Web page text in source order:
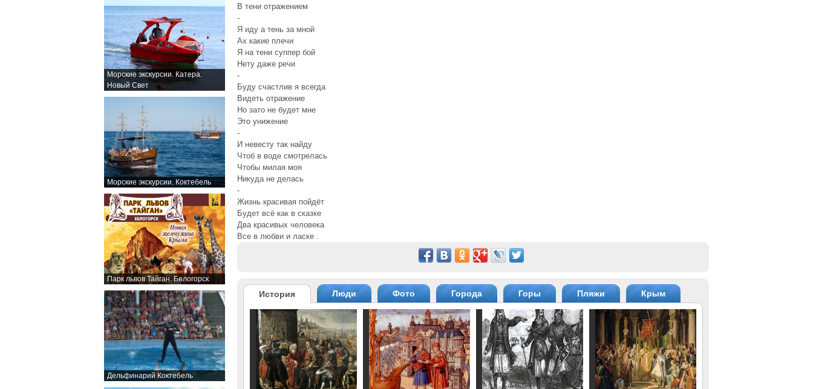
Морские экскурсии. Катера.
Новый Свет
Морские экскурсии. Коктебель
Парк львов Тайган. Белогорск
Дельфинарий Коктебель
В тени отражением
-
Я иду а тень за мной
Ах какие плечи
Я на тени суппер бой
Нету даже речи
-
Буду счастлив я всегда
Видеть отражение
Но зато не будет мне
Это унижение
-
И невесту так найду
Чтоб в воде смотрелась
Чтобы милая моя
Никуда не делась
-
Жизнь красивая пойдёт
Будет всё как в сказке
Два красивых человека
Все в любви и ласке .
История Люди Фото Города Горы Пляжи Крым